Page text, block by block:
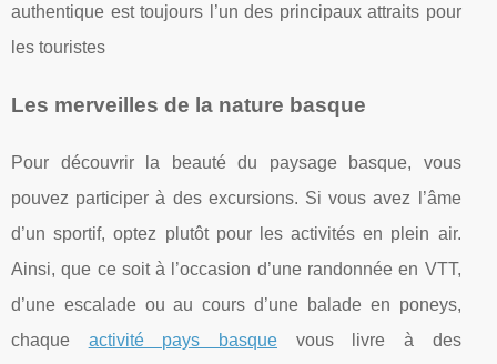
authentique est toujours l’un des principaux attraits pour
les touristes
Les merveilles de la nature basque
Pour découvrir la beauté du paysage basque, vous
pouvez participer à des excursions. Si vous avez l’âme
d’un sportif, optez plutôt pour les activités en plein air.
Ainsi, que ce soit à l’occasion d’une randonnée en VTT,
d’une escalade ou au cours d’une balade en poneys,
chaque activité pays basquevous livre à des